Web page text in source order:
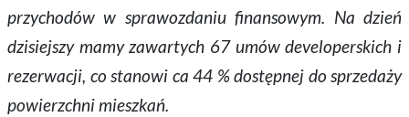
przychodów w sprawozdaniu finansowym. Na dzień
dzisiejszy mamy zawartych 67 umów developerskich i
rezerwacji, co stanowi ca 44 % dostępnej do sprzedaży
powierzchni mieszkań.